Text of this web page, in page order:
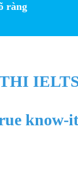
ràng
know-